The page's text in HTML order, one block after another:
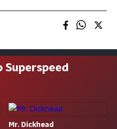
Superspeed
Mr. Dickhead